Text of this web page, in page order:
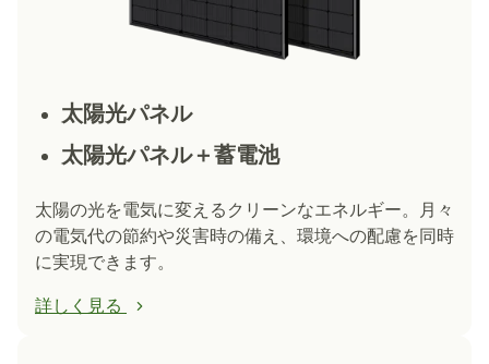
太陽光パネル
太陽光パネル＋蓄電池
太陽の光を電気に変えるクリーンなエネルギー。月々
の電気代の節約や災害時の備え、環境への配慮を同時
に実現できます。
詳しく見る